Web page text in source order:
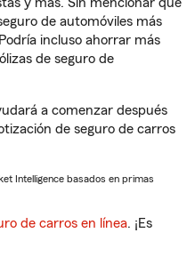
de automóviles más
incluso ahorrar más
de seguro de
a comenzar después
de seguro de carros
Intelligence basados en primas
de carros en línea. ¡Es